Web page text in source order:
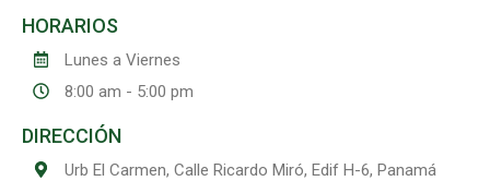
HORARIOS
Lunes a Viernes
8:00 am - 5:00 pm
DIRECCIÓN
Urb El Carmen, Calle Ricardo Miró, Edif H-6, Panamá